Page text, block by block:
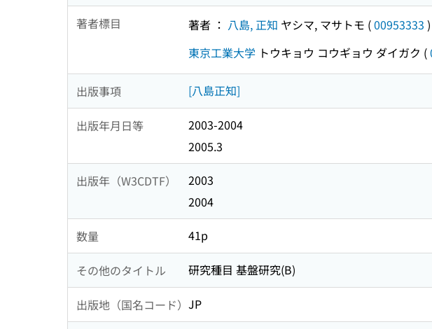
著者標目 著者 ： 八島, 正知 ヤシマ, マサトモ (00953333 )
東京工業大学 トウキョウ コウギョウ ダイガク (
出版事項 [八島正知]
出版年月日等
2003-2004
2005.3
出版年（W3CDTF）
2003
2004
数量 41p
その他のタイトル 研究種目 基盤研究(B)
出版地（国名コード） JP